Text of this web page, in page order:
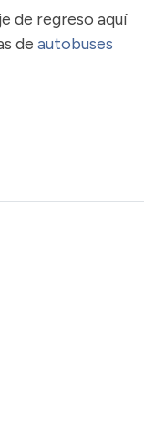
de regreso aquí
de autobuses